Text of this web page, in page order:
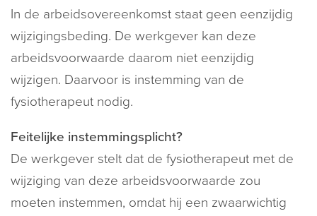
In de arbeidsovereenkomst staat geen eenzijdig
wijzigingsbeding. De werkgever kan deze
arbeidsvoorwaarde daarom niet eenzijdig
wijzigen. Daarvoor is instemming van de
fysiotherapeut nodig.
Feitelijke instemmingsplicht?
De werkgever stelt dat de fysiotherapeut met de
wijziging van deze arbeidsvoorwaarde zou
moeten instemmen, omdat hij een zwaarwichtig